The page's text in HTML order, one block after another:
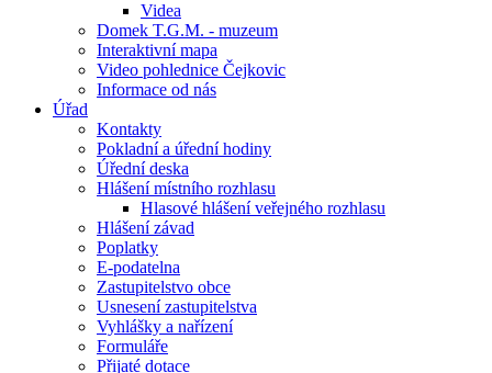
Videa
Domek T.G.M. - muzeum
Interaktivní mapa
Video pohlednice Čejkovic
Informace od nás
Úřad
Kontakty
Pokladní a úřední hodiny
Úřední deska
Hlášení místního rozhlasu
Hlasové hlášení veřejného rozhlasu
Hlášení závad
Poplatky
E-podatelna
Zastupitelstvo obce
Usnesení zastupitelstva
Vyhlášky a nařízení
Formuláře
Přijaté dotace